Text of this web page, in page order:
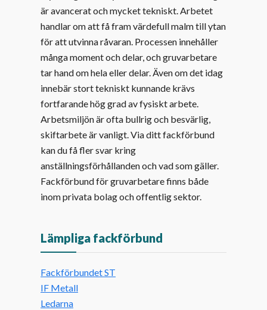
är avancerat och mycket tekniskt. Arbetet
handlar om att få fram värdefull malm till ytan
för att utvinna råvaran. Processen innehåller
många moment och delar, och gruvarbetare
tar hand om hela eller delar. Även om det idag
innebär stort tekniskt kunnande krävs
fortfarande hög grad av fysiskt arbete.
Arbetsmiljön är ofta bullrig och besvärlig,
skiftarbete är vanligt. Via ditt fackförbund
kan du få fler svar kring
anställningsförhållanden och vad som gäller.
Fackförbund för gruvarbetare finns både
inom privata bolag och offentlig sektor.
Lämpliga fackförbund
Fackförbundet ST
IF Metall
Ledarna